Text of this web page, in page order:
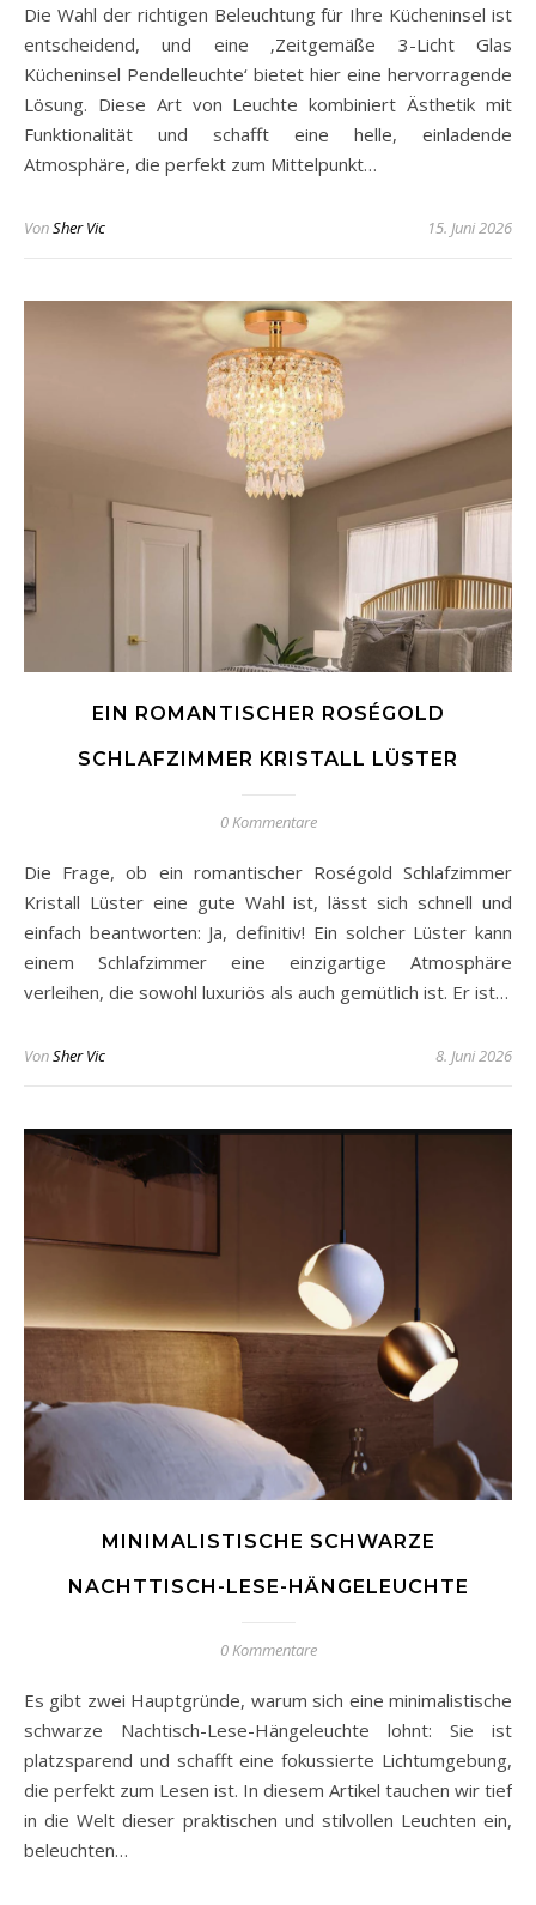
Die Wahl der richtigen Beleuchtung für Ihre Kücheninsel ist
entscheidend, und eine ‚Zeitgemäße 3-Licht Glas
Kücheninsel Pendelleuchte‘ bietet hier eine hervorragende
Lösung. Diese Art von Leuchte kombiniert Ästhetik mit
Funktionalität und schafft eine helle, einladende
Atmosphäre, die perfekt zum Mittelpunkt…
VonSher Vic 15. Juni 2026
EIN ROMANTISCHER ROSÉGOLD
SCHLAFZIMMER KRISTALL LÜSTER
0 Kommentare
Die Frage, ob ein romantischer Roségold Schlafzimmer
Kristall Lüster eine gute Wahl ist, lässt sich schnell und
einfach beantworten: Ja, definitiv! Ein solcher Lüster kann
einem Schlafzimmer eine einzigartige Atmosphäre
verleihen, die sowohl luxuriös als auch gemütlich ist. Er ist…
VonSher Vic 8. Juni 2026
MINIMALISTISCHE SCHWARZE
NACHTTISCH-LESE-HÄNGELEUCHTE
0 Kommentare
Es gibt zwei Hauptgründe, warum sich eine minimalistische
schwarze Nachtisch-Lese-Hängeleuchte lohnt: Sie ist
platzsparend und schafft eine fokussierte Lichtumgebung,
die perfekt zum Lesen ist. In diesem Artikel tauchen wir tief
in die Welt dieser praktischen und stilvollen Leuchten ein,
beleuchten…